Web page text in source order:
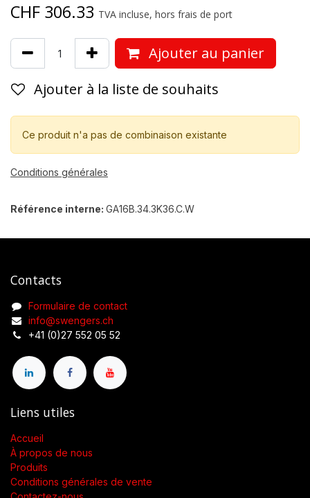
CHF 306.33 TVA incluse, hors frais de port
Ajouter au panier
Ajouter à la liste de souhaits
Ce produit n'a pas de combinaison existante
Conditions générales
Référence interne: GA16B.34.3K36.C.W
Contacts
Formulaire de contact
info@swengers.ch
+41 (0)27 552 05 52
Liens utiles
Accueil
À propos de nous
Produits
Conditions générales de vente